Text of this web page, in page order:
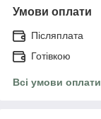
Умови оплати
Післяплата
Готівкою
Всі умови оплати